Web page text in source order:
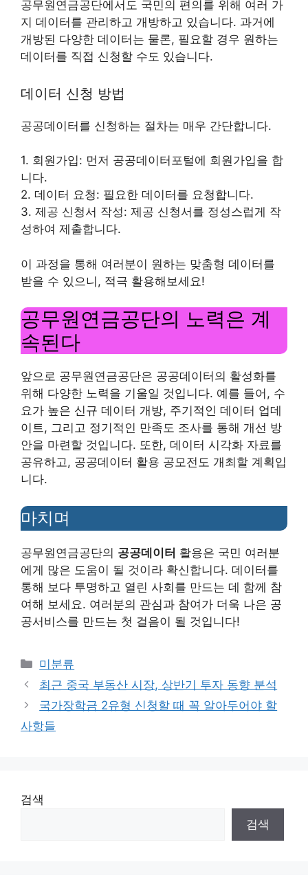
공무원연금공단에서도 국민의 편의를 위해 여러 가
지 데이터를 관리하고 개방하고 있습니다. 과거에
개방된 다양한 데이터는 물론, 필요할 경우 원하는
데이터를 직접 신청할 수도 있습니다.
데이터 신청 방법
공공데이터를 신청하는 절차는 매우 간단합니다.
1. 회원가입: 먼저 공공데이터포털에 회원가입을 합
니다.
2. 데이터 요청: 필요한 데이터를 요청합니다.
3. 제공 신청서 작성: 제공 신청서를 정성스럽게 작
성하여 제출합니다.
이 과정을 통해 여러분이 원하는 맞춤형 데이터를
받을 수 있으니, 적극 활용해보세요!
공무원연금공단의 노력은 계
속된다
앞으로 공무원연금공단은 공공데이터의 활성화를
위해 다양한 노력을 기울일 것입니다. 예를 들어, 수
요가 높은 신규 데이터 개방, 주기적인 데이터 업데
이트, 그리고 정기적인 만족도 조사를 통해 개선 방
안을 마련할 것입니다. 또한, 데이터 시각화 자료를
공유하고, 공공데이터 활용 공모전도 개최할 계획입
니다.
마치며
공무원연금공단의 공공데이터 활용은 국민 여러분
에게 많은 도움이 될 것이라 확신합니다. 데이터를
통해 보다 투명하고 열린 사회를 만드는 데 함께 참
여해 보세요. 여러분의 관심과 참여가 더욱 나은 공
공서비스를 만드는 첫 걸음이 될 것입니다!
Categories
미분류
최근 중국 부동산 시장, 상반기 투자 동향 분석
국가장학금 2유형 신청할 때 꼭 알아두어야 할
사항들
검색
검색